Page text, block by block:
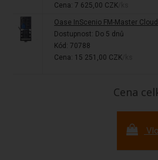
Cena: 7 625,00 CZK
Oase InScenio FM-Master
Dostupnost: Do 5 dnů
Kód: 70788
Cena: 15 251,00 CZK
Cena